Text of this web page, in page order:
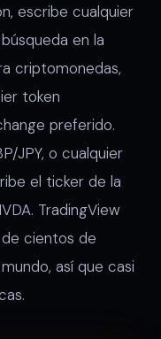
escribe cualquier
en la
criptomonedas,
token
preferido.
JPY, o cualquier
el ticker de la
TradingView
cientos de
así que casi